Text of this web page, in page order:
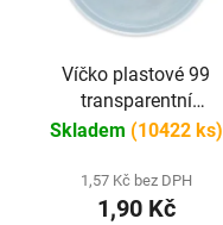
Víčko plastové 99
transparentní
(průhledné)
Skladem (10422 ks)
1,57 Kč bez DPH
1,90 Kč